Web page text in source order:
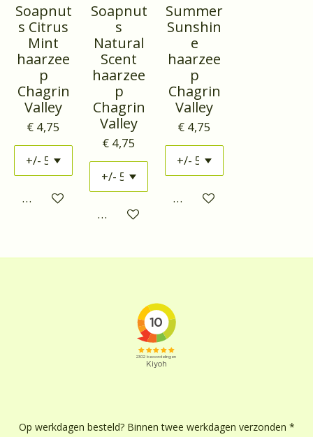
Soapnut
s Citrus
Mint
haarzee
p
Chagrin
Valley
€ 4,75
Houd mij op de hoogte
Soapnut
s
Natural
Scent
haarzee
p
Chagrin
Valley
€ 4,75
Houd mij op de hoogte
Summer
Sunshin
e
haarzee
p
Chagrin
Valley
€ 4,75
Houd mij op de hoogte
Op werkdagen besteld? Binnen twee werkdagen verzonden *